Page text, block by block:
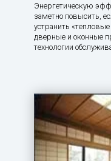
Энергетическую
заметно повысить,
устранить
дверные и оконные
технологии